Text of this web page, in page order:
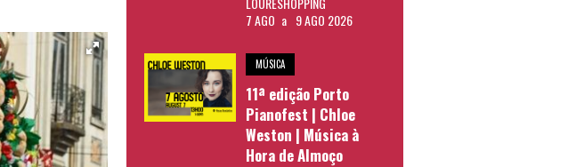
7 AGO a 9 AGO 2026
MÚSICA
11ª edição Porto
Pianofest | Chloe
Weston | Música à
Hora de Almoço